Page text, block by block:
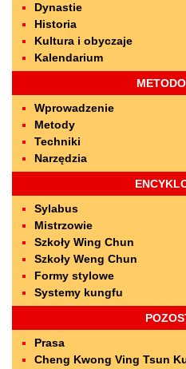
Dynastie
Historia
Kultura i obyczaje
Kalendarium
Wprowadzenie
Metody
Techniki
Narzędzia
Sylabus
Mistrzowie
Szkoły Wing Chun
Szkoły Weng Chun
Formy stylowe
Systemy kungfu
Prasa
Cheng Kwong Ving Tsun